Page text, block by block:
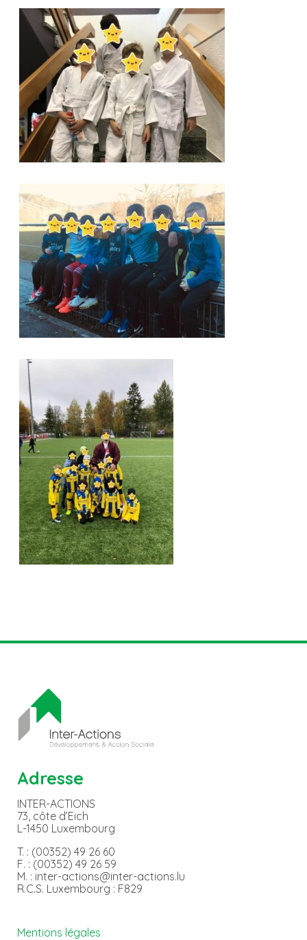
Adresse
INTER-ACTIONS
73, côte d’Eich
L-1450 Luxembourg
T. : (00352) 49 26 60
F. : (00352) 49 26 59
M. : inter-actions@inter-actions.lu
R.C.S. Luxembourg : F829
Mentions légales